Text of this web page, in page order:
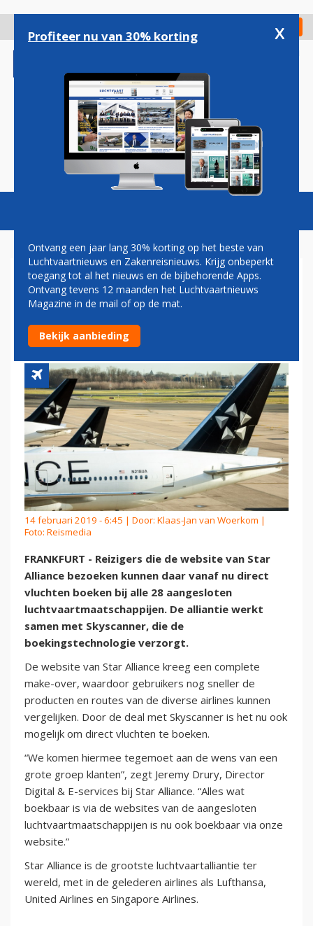
gaan
Check in
Magazine Podcasts Vacatures
STAR ALLIANCE MAAKT
VLUCHTEN BOEKEN VIA
WEBSITE MOGELIJK
14 februari 2019 - 6:45 | Door: Klaas-Jan van Woerkom |
Foto: Reismedia
FRANKFURT - Reizigers die de website van Star
Alliance bezoeken kunnen daar vanaf nu direct
vluchten boeken bij alle 28 aangesloten
luchtvaartmaatschappijen. De alliantie werkt
samen met Skyscanner, die de
boekingstechnologie verzorgt.
De website van Star Alliance kreeg een complete
make-over, waardoor gebruikers nog sneller de
producten en routes van de diverse airlines kunnen
vergelijken. Door de deal met Skyscanner is het nu ook
mogelijk om direct vluchten te boeken.
“We komen hiermee tegemoet aan de wens van een
grote groep klanten”, zegt Jeremy Drury, Director
Digital & E-services bij Star Alliance. “Alles wat
boekbaar is via de websites van de aangesloten
luchtvaartmaatschappijen is nu ook boekbaar via onze
website.”
Star Alliance is de grootste luchtvaartalliantie ter
wereld, met in de gelederen airlines als Lufthansa,
United Airlines en Singapore Airlines.
Profiteer nu van 30% korting x
Ontvang een jaar lang 30% korting op het beste van
Luchtvaartnieuws en Zakenreisnieuws. Krijg onbeperkt
toegang tot al het nieuws en de bijbehorende Apps.
Ontvang tevens 12 maanden het Luchtvaartnieuws
Magazine in de mail of op de mat.
Bekijk aanbieding